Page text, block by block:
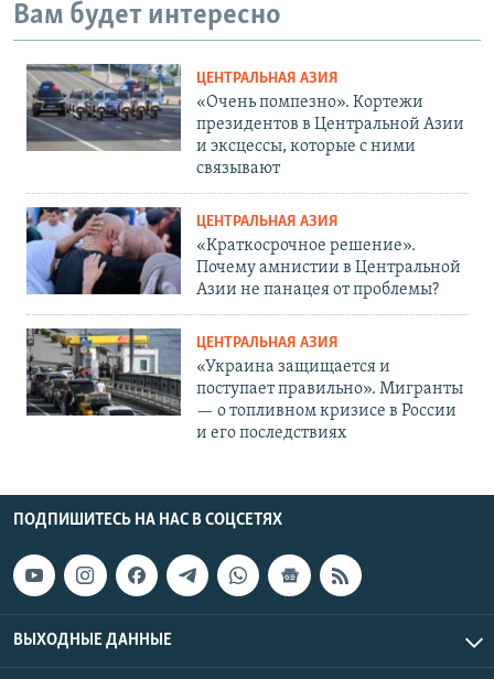
Вам будет интересно
ЦЕНТРАЛЬНАЯ АЗИЯ
«Очень помпезно». Кортежи
президентов в Центральной Азии
и эксцессы, которые с ними
связывают
ЦЕНТРАЛЬНАЯ АЗИЯ
«Краткосрочное решение».
Почему амнистии в Центральной
Азии не панацея от проблемы?
ЦЕНТРАЛЬНАЯ АЗИЯ
«Украина защищается и
поступает правильно». Мигранты
— о топливном кризисе в России
и его последствиях
ПОДПИШИТЕСЬ НА НАС В СОЦСЕТЯХ
ВЫХОДНЫЕ ДАННЫЕ